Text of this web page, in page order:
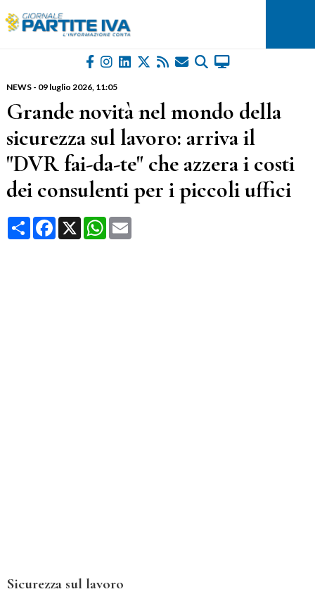
NEWS- 09 luglio 2026, 11:05
Grande novità nel mondo della
sicurezza sul lavoro: arriva il
"DVR fai-da-te" che azzera i costi
dei consulenti per i piccoli uffici
CondividiFacebook
X WhatsApp
Email
Sicurezza sul lavoro